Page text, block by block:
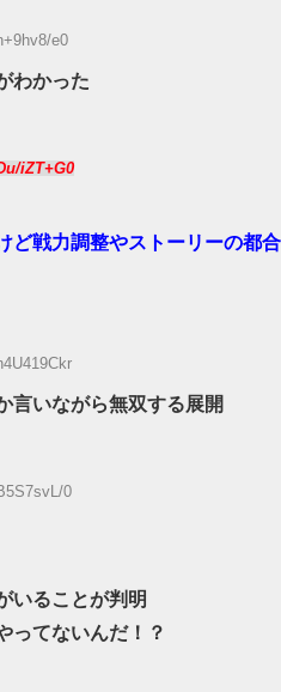
e0
わかった
iZT+G0
ど戦力調整やストーリーの都合
言いながら無双する展開
0
いることが判明
ってないんだ！？